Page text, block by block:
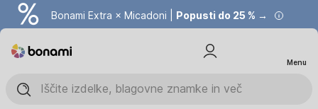
Bonami Extra × Micadoni | Popusti do 25 % →
Menu